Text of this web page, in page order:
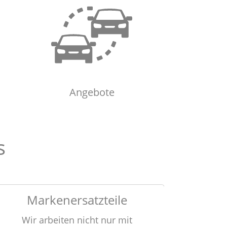
Angebote
Angebote
Markenersatzteile
Wir arbeiten nicht nur mit